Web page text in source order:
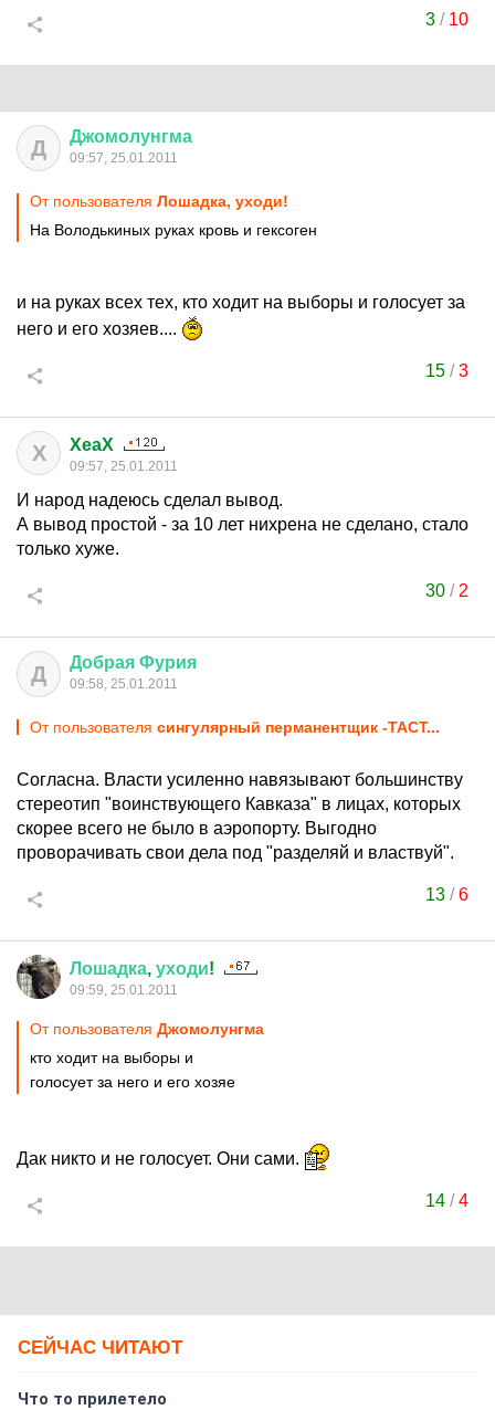
3 / 10
Д Джомолунгма
09:57, 25.01.2011
От пользователя Лошадка, уходи!
На Володькиных руках кровь и гексоген
и на руках всех тех, кто ходит на выборы и голосует за
него и его хозяев....
15 /3
X XeaX
09:57, 25.01.2011
И народ надеюсь сделал вывод.
А вывод простой - за 10 лет нихрена не сделано, стало
только хуже.
30 / 2
Д Добрая Фурия
09:58, 25.01.2011
От пользователя сингулярный перманентщик -TACT...
Согласна. Власти усиленно навязывают большинству
стереотип "воинствующего Кавказа" в лицах, которых
скорее всего не было в аэропорту. Выгодно
проворачивать свои дела под "разделяй и властвуй".
13 /6
Лошадка, уходи!
09:59, 25.01.2011
От пользователя Джомолунгма
кто ходит на выборы и
голосует за него и его хозяе
Дак никто и не голосует. Они сами.
14 /4
СЕЙЧАС ЧИТАЮТ
Что то прилетело